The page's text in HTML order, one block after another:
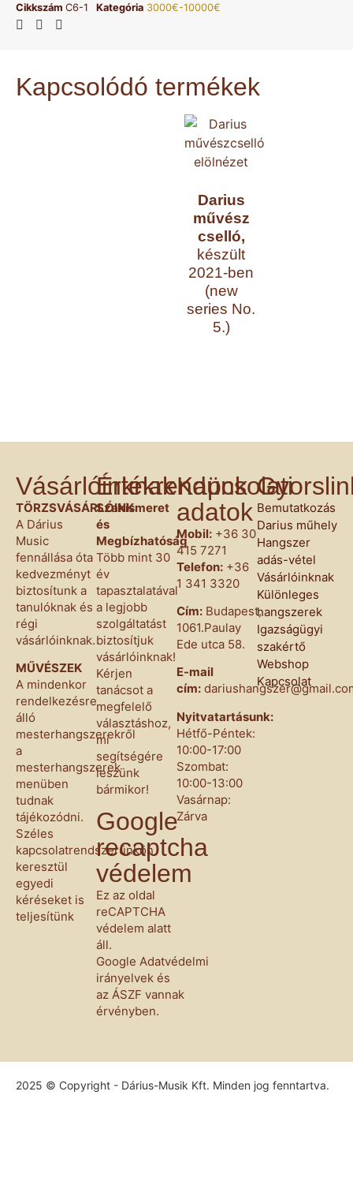
Cikkszám C6-1 Kategória 3000€-10000€
Kapcsolódó termékek
Darius
művész
cselló,
készült
2021-ben
(new
series No.
5.)
Vásárlóinknak
TÖRZSVÁSÁRLÓINK
A Dárius
Music
fennállása óta
kedvezményt
biztosítunk a
tanulóknak és
régi
vásárlóinknak.
MŰVÉSZEK
A mindenkor
rendelkezésre
álló
mesterhangszerekről
a
mesterhangszerek
menüben
tudnak
tájékozódni.
Széles
kapcsolatrendszerünkön
keresztül
egyedi
kéréseket is
teljesítünk
Értékrendünk
Szakismeret
és
Megbízhatóság
Több mint 30
év
tapasztalatával
a legjobb
szolgáltatást
biztosítjuk
vásárlóinknak!
Kérjen
tanácsot a
megfelelő
választáshoz,
mi
segítségére
leszünk
bármikor!
Google
recaptcha
védelem
Ez az oldal
reCAPTCHA
védelem alatt
áll.
Google Adatvédelmi
irányelvek és
az ÁSZF vannak
érvényben.
Kapcsolati
adatok
Mobil: +36 30
415 7271
Telefon: +36
1 341 3320
Cím: Budapest,
1061.Paulay
Ede utca 58.
E-mail
cím:
Nyitvatartásunk:
Hétfő-Péntek:
10:00-17:00
Szombat:
10:00-13:00
Vasárnap:
Zárva
Bemutatkozás
Darius műhely
Hangszer
adás-vétel
Vásárlóinknak
Különleges
hangszerek
Igazságügyi
szakértő
Webshop
Kapcsolat
2025 © Copyright - Dárius-Musik Kft. Minden jog fenntartva.